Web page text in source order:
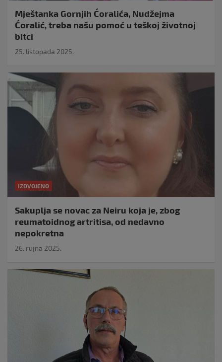
Mještanka Gornjih Ćoralića, Nudžejma
Ćoralić, treba našu pomoć u teškoj životnoj
bitci
25. listopada 2025.
IZDVOJENO
Sakuplja se novac za Neiru koja je, zbog
reumatoidnog artritisa, od nedavno
nepokretna
26. rujna 2025.